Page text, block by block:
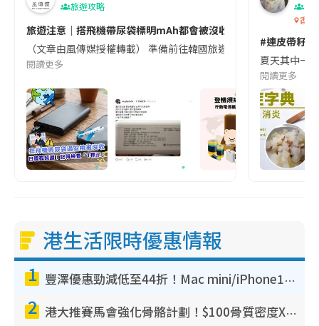
旅遊攻略
旅遊注意｜搭飛機帶尿袋標明mAh都會被沒收😱出發前切記檢查
（文章由風傳媒授權轉載） 準備前往韓國旅遊的民眾，近期要
閱讀更多
香港
#連皮帶籽
夏天其中一
閱讀更多
港生活限時優惠情報
1 豐澤優惠勁減低至44折！Mac mini/iPhone17Pro大減價！廚房家電$220起
2 港大推賽馬會強化骨骼計劃！$100骨質密度X光檢查 完成免費運動訓練送超市禮券！附參加資格